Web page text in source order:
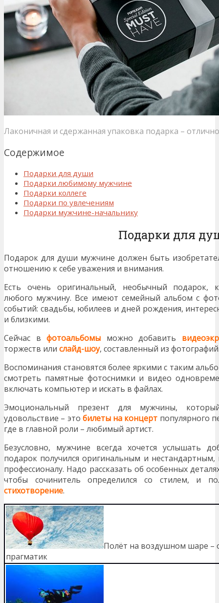
Лаконичная и сдержанная упаковка подарка –
Содержимое
Подарки для души
Подарки любимому мужчине
Подарки коллеге
Подарки по увлечениям
Подарки мужчине-начальнику
Подарки для
Подарок для души мужчине должен быть
отношению к себе уважения и внимания.
Есть очень оригинальный, необычный подарок,
любого мужчину. Все имеют семейный альбом с
событий: свадьбы, юбилеев и дней рождения,
и близкими.
Сейчас в фотоальбомы можно добавить
торжеств или слайд-шоу, составленный из
Воспоминания становятся более яркими с таким
смотреть памятные фотоснимки и видео
включать компьютер и искать в файлах.
Эмоциональный презент для мужчины,
удовольствие – это билеты на концерт популярного
где в главной роли – любимый артист.
Безусловно, мужчине всегда хочется услышать
подарок получился оригинальным и
профессионалу. Надо рассказать об особенных
чтобы сочинитель определился со стилем, и
стихотворение.
Полёт на воздушном шаре –
прагматик